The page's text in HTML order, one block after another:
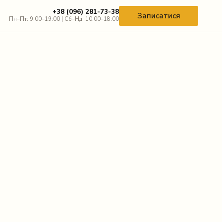
+38 (096) 281-73-38
Пн–Пт: 9:00–19:00 | Сб–Нд: 10:00–18:00 Записатися